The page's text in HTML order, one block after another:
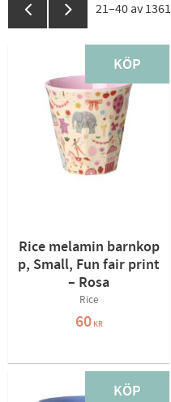
21–40 av 1361
Rice melamin barnkop
p, Small, Fun fair print
– Rosa
Rice
60KR
KÖP
KÖP